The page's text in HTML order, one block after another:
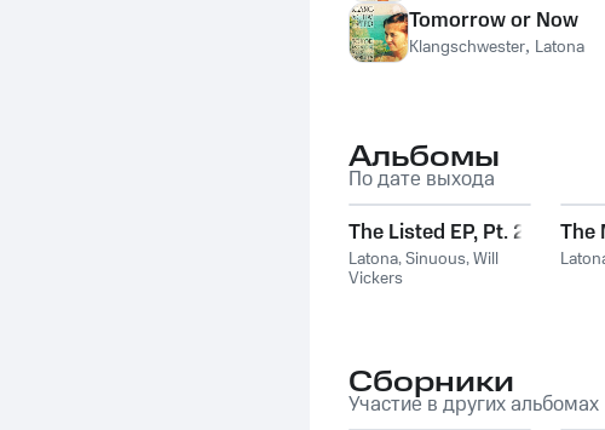
Tomorrow or Now
Klangschwester, Latona
Альбомы
По дате выхода
The Listed EP, Pt. 2
Latona,Sinuous,Will
Vickers
The
Сборники
Участие в других альбомах